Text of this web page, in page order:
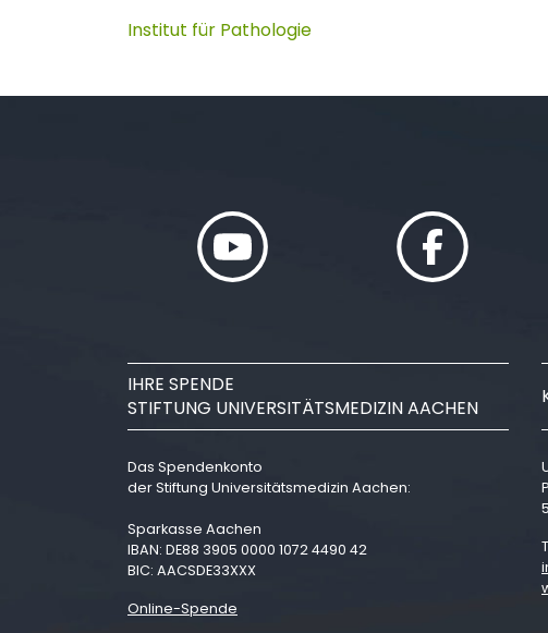
Institut für Pathologie
IHRE SPENDE
STIFTUNG UNIVERSITÄTSMEDIZIN AACHEN
Das Spendenkonto
der Stiftung Universitätsmedizin Aachen:
Sparkasse Aachen
IBAN: DE88 3905 0000 1072 4490 42
BIC: AACSDE33XXX
Online-Spende